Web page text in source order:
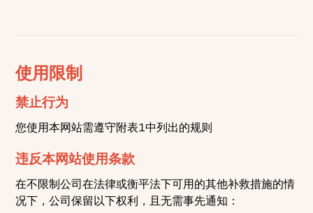
使用限制
禁止行为
您使用本网站需遵守附表1中列出的规则
违反本网站使用条款
在不限制公司在法律或衡平法下可用的其他补救措施的情
况下，公司保留以下权利，且无需事先通知：